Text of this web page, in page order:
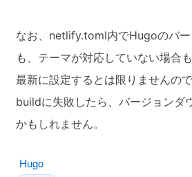
なお、netlify.toml内でHugoのバー
も、テーマが対応していない場合
最新に設定するとは限りませんので
buildに失敗したら、バージョンダ
かもしれません。
Hugo